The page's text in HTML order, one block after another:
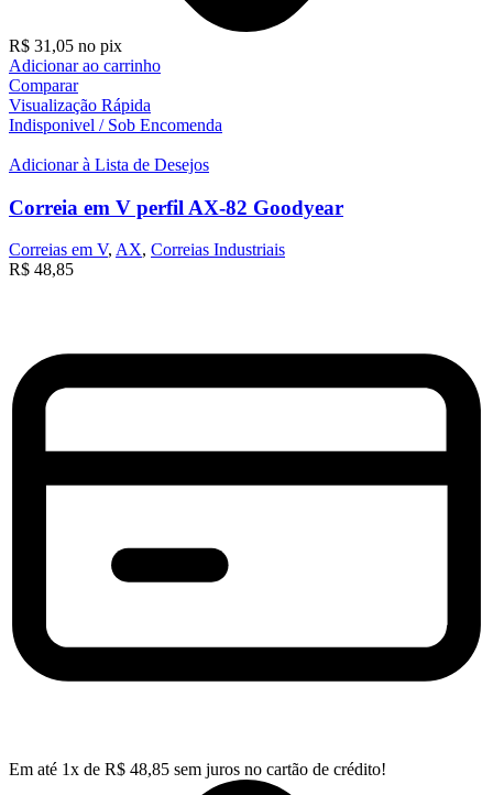
R$ 31,05 no pix
Adicionar ao carrinho
Comparar
Visualização Rápida
Indisponivel / Sob Encomenda
Adicionar à Lista de Desejos
Correia em V perfil AX-82 Goodyear
Correias em V, AX, Correias Industriais
R$ 48,85
Em até 1x de R$ 48,85 sem juros no cartão de crédito!